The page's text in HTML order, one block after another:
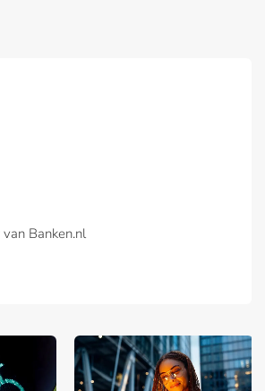
Banken.nl